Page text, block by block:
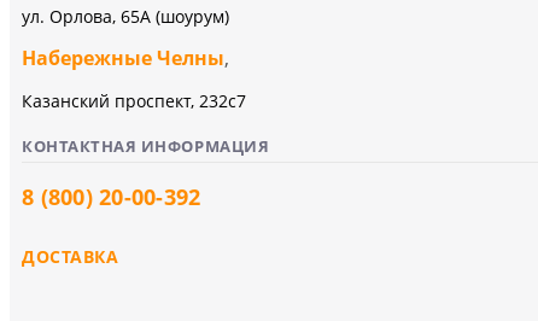
ул. Орлова, 65А (шоурум)
Набережные Челны,
Казанский проспект, 232c7
КОНТАКТНАЯ ИНФОРМАЦИЯ
8 (800) 20-00-392
ДОСТАВКА